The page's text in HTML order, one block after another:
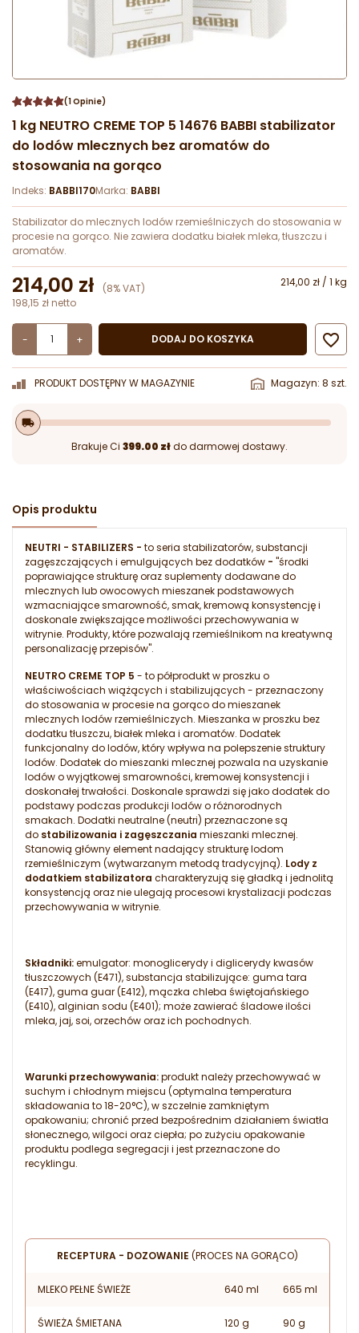
(1 Opinie)
1 kg NEUTRO CREME TOP 5 14676 BABBI stabilizator
do lodów mlecznych bez aromatów do
stosowania na gorąco
Indeks: BABBI170Marka: BABBI
Stabilizator do mlecznych lodów rzemieślniczych do stosowania w
procesie na gorąco. Nie zawiera dodatku białek mleka, tłuszczu i
aromatów.
214,00 zł (8% VAT)
214,00 zł / 1 kg
198,15 zł netto
- + DODAJ DO KOSZYKA 
PRODUKT DOSTĘPNY W MAGAZYNIE Magazyn: 8 szt.
local_shipping
Brakuje Ci 399.00 złdo darmowej dostawy.
Opis produktu
NEUTRI - STABILIZERS - to seria stabilizatorów, substancji
zagęszczających i emulgujących bez dodatków - "środki
poprawiające strukturę oraz suplementy dodawane do
mlecznych lub owocowych mieszanek podstawowych
wzmacniające smarowność, smak, kremową konsystencję i
doskonale zwiększające możliwości przechowywania w
witrynie. Produkty, które pozwalają rzemieślnikom na kreatywną
personalizację przepisów".
NEUTRO CREME TOP 5 - to półprodukt w proszku o
właściwościach wiążących i stabilizujących - przeznaczony
do stosowania w procesie na gorąco do mieszanek
mlecznych lodów rzemieślniczych. Mieszanka w proszku bez
dodatku tłuszczu, białek mleka i aromatów. Dodatek
funkcjonalny do lodów, który wpływa na polepszenie struktury
lodów. Dodatek do mieszanki mlecznej pozwala na uzyskanie
lodów o wyjątkowej smarowności, kremowej konsystencji i
doskonałej trwałości. Doskonale sprawdzi się jako dodatek do
podstawy podczas produkcji lodów o różnorodnych
smakach. Dodatki neutralne (neutri) przeznaczone są
do stabilizowania i zagęszczania mieszanki mlecznej.
Stanowią główny element nadający strukturę lodom
rzemieślniczym (wytwarzanym metodą tradycyjną). Lody z
dodatkiem stabilizatora charakteryzują się gładką i jednolitą
konsystencją oraz nie ulegają procesowi krystalizacji podczas
przechowywania w witrynie.
Składniki:emulgator: monoglicerydy i diglicerydy kwasów
tłuszczowych (E471), substancja stabilizujące: guma tara
(E417), guma guar (E412), mączka chleba świętojańskiego
(E410), alginian sodu (E401); może zawierać śladowe ilości
mleka, jaj, soi, orzechów oraz ich pochodnych.
Warunki przechowywania:produkt należy przechowywać w
suchym i chłodnym miejscu (optymalna temperatura
składowania to 18-20°C), w szczelnie zamkniętym
opakowaniu; chronić przed bezpośrednim działaniem światła
słonecznego, wilgoci oraz ciepła; po zużyciu opakowanie
produktu podlega segregacji i jest przeznaczone do
recyklingu.
RECEPTURA - DOZOWANIE (PROCES NA GORĄCO)
MLEKO PEŁNE ŚWIEŻE 640 ml 665 ml
ŚWIEŻA ŚMIETANA 120 g 90 g